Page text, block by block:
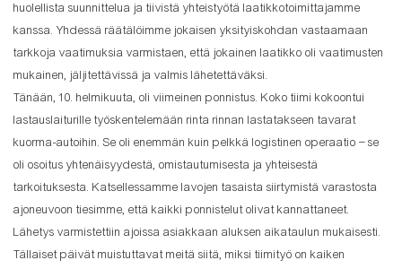
huolellista suunnittelua ja tiivistä yhteistyötä laatikkotoimittajamme
kanssa. Yhdessä räätälöimme jokaisen yksityiskohdan vastaamaan
tarkkoja vaatimuksia varmistaen, että jokainen laatikko oli vaatimusten
mukainen, jäljitettävissä ja valmis lähetettäväksi.
Tänään, 10. helmikuuta, oli viimeinen ponnistus. Koko tiimi kokoontui
lastauslaiturille työskentelemään rinta rinnan lastatakseen tavarat
kuorma-autoihin. Se oli enemmän kuin pelkkä logistinen operaatio – se
oli osoitus yhtenäisyydestä, omistautumisesta ja yhteisestä
tarkoituksesta. Katsellessamme lavojen tasaista siirtymistä varastosta
ajoneuvoon tiesimme, että kaikki ponnistelut olivat kannattaneet.
Lähetys varmistettiin ajoissa asiakkaan aluksen aikataulun mukaisesti.
Tällaiset päivät muistuttavat meitä siitä, miksi tiimityö on kaiken